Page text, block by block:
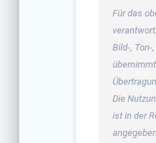
Für das
Bild-,
Die
ist in der